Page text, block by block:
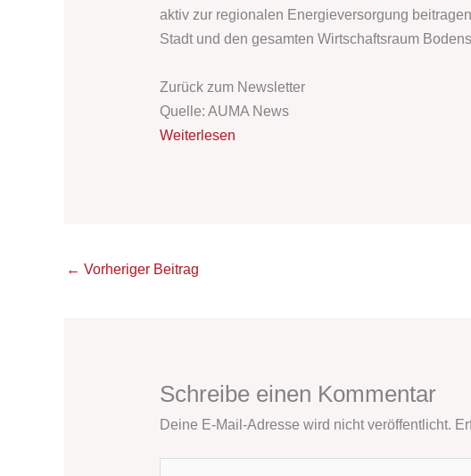
aktiv zur regionalen Energieversorgung
Stadt und den gesamten Wirtschaftsraum
Zurück zum Newsletter
Quelle: AUMA News
Weiterlesen
← Vorheriger Beitrag
Schreibe einen Kommentar
Deine E-Mail-Adresse wird nicht veröffentlicht.